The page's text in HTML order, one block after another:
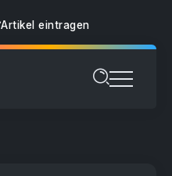
Artikel eintragen